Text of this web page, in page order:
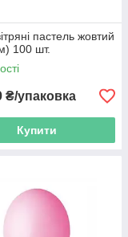
пастель жовтий
100 шт.
₴/упаковка
Купити